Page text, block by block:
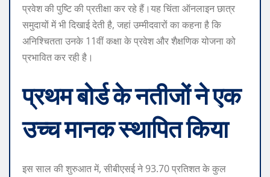
प्रवेश की पुष्टि की प्रतीक्षा कर रहे हैं।यह चिंता ऑनलाइन छात्र
समुदायों में भी दिखाई देती है, जहां उम्मीदवारों का कहना है कि
अनिश्चितता उनके 11वीं कक्षा के प्रवेश और शैक्षणिक योजना को
प्रभावित कर रही है।
प्रथम बोर्ड के नतीजों ने एक
उच्च मानक स्थापित किया
इस साल की शुरुआत में, सीबीएसई ने 93.70 प्रतिशत के कुल